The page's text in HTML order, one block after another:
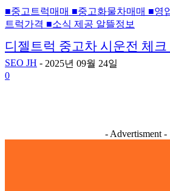
■중고트럭매매 ■중고화물차매매 ■영
트럭가격 ■소식 제공 알뜰정보
디젤트럭 중고차 시운전 체크
SEO JH - 2025년 09월 24일
0
- Advertisment -